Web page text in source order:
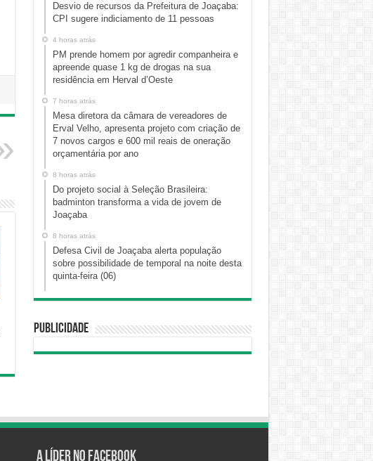
Desvio de recursos da Prefeitura de Joaçaba:
CPI sugere indiciamento de 11 pessoas
4 horas atrás
PM prende homem por agredir companheira e
apreende quase 1 kg de drogas na sua
residência em Herval d’Oeste
7 horas atrás
Mesa diretora da câmara de vereadores de
Erval Velho, apresenta projeto com criação de
7 novos cargos e 600 mil reais de oneração
orçamentária por ano
8 horas atrás
Do projeto social à Seleção Brasileira:
badminton transforma a vida de jovem de
Joaçaba
8 horas atrás
Defesa Civil de Joaçaba alerta população
sobre possibilidade de temporal na noite desta
quinta-feira (06)
Publicidade
A Líder no Facebook